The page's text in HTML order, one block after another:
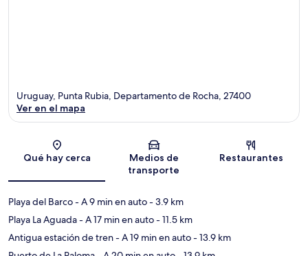
Sección del mapa
Uruguay, Punta Rubia, Departamento de Rocha, 27400
Ver en el mapa
Qué hay cerca
Medios de
transporte
Restaurantes
Playa del Barco- A 9 min en auto- 3.9 km
Playa La Aguada- A 17 min en auto- 11.5 km
Antigua estación de tren- A 19 min en auto- 13.9 km